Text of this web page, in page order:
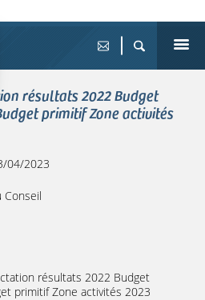
résultats 2022 Budget
primitif Zone activités
04/2023
Conseil
résultats 2022 Budget
primitif Zone activités 2023